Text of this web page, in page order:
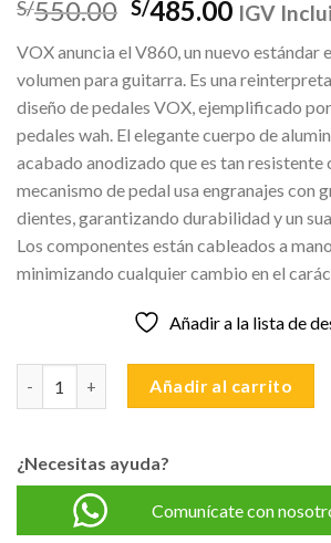
S/550.00 El
original
era:
S/550.00.
S/485.00El
actual
es:
S/
IGV
VOX anuncia el V860, un nuevo estándar
volumen para guitarra. Es una
diseño de pedales VOX, ejemplificado
pedales wah. El elegante cuerpo de
acabado anodizado que es tan resistente
mecanismo de pedal usa engranajes con
dientes, garantizando durabilidad y un
Los componentes están cableados a
minimizando cualquier cambio en el
Añadir a la lista de
VOX V860 PEDAL DE VOLUMEN cantidad
Añadir al carrito
¿Necesitas ayuda?
Comunícate con